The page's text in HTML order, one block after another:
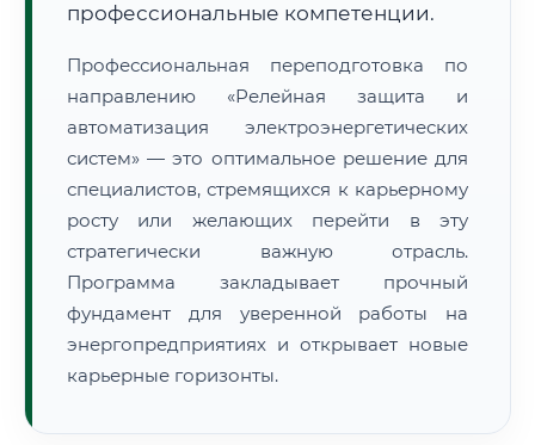
профессиональные компетенции.
Профессиональная переподготовка по
направлению «Релейная защита и
автоматизация электроэнергетических
систем» — это оптимальное решение для
специалистов, стремящихся к карьерному
росту или желающих перейти в эту
стратегически важную отрасль.
Программа закладывает прочный
фундамент для уверенной работы на
энергопредприятиях и открывает новые
карьерные горизонты.